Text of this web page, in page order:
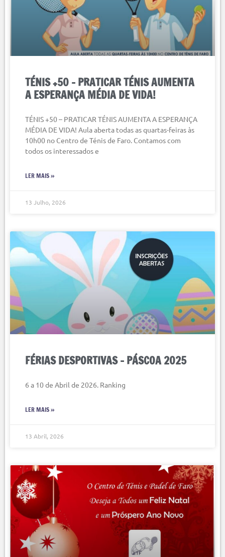
TÉNIS +50 – PRATICAR TÉNIS AUMENTA
A ESPERANÇA MÉDIA DE VIDA!
TÉNIS +50 – PRATICAR TÉNIS AUMENTA A ESPERANÇA
MÉDIA DE VIDA! Aula aberta todas as quartas-feiras às
10h00 no Centro de Ténis de Faro. Contamos com
todos os interessados e
LER MAIS »
13 Julho, 2026
FÉRIAS DESPORTIVAS – PÁSCOA 2025
6 a 10 de Abril de 2026. Ranking
LER MAIS »
13 Abril, 2026